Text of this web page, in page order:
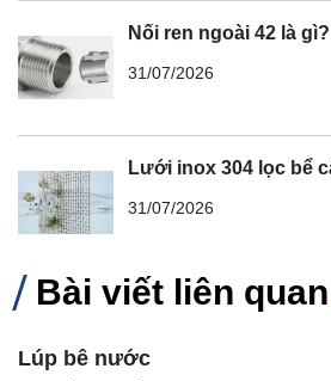
Nối ren ngoài 42 là gì?
31/07/2026
Lưới inox 304 lọc bể
31/07/2026
Bài viết liên quan
Lúp bê nước